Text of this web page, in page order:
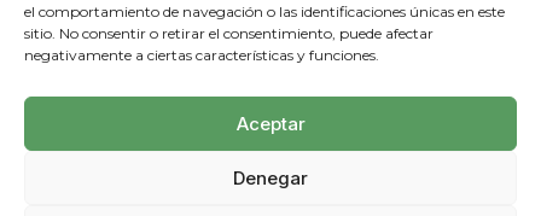
el comportamiento de navegación o las identificaciones únicas en este
sitio. No consentir o retirar el consentimiento, puede afectar
negativamente a ciertas características y funciones.
Aceptar
Denegar
93 685 44 34